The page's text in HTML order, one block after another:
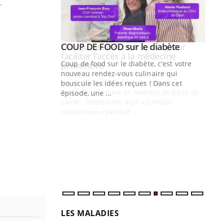
Youtube
COUP DE FOOD sur le diabèteYoutube
Coup de food sur le diabète, c'est votre
nouveau rendez-vous culinaire qui
bouscule les idées reçues ! Dans cet
épisode, une ...
LES MALADIES